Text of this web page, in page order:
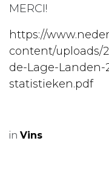
MERCI!
https://
content/uploads/
de-Lage-
statistieken.pdf
in Vins